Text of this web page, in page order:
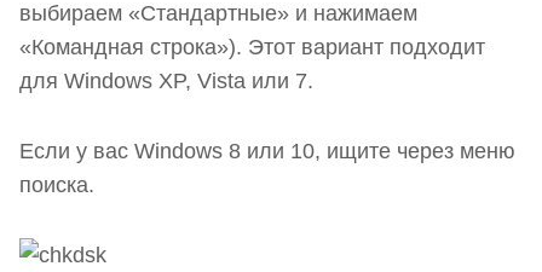
выбираем «Стандартные» и нажимаем
«Командная строка»). Этот вариант подходит
для Windows XP, Vista или 7.
Если у вас Windows 8 или 10, ищите через меню
поиска.